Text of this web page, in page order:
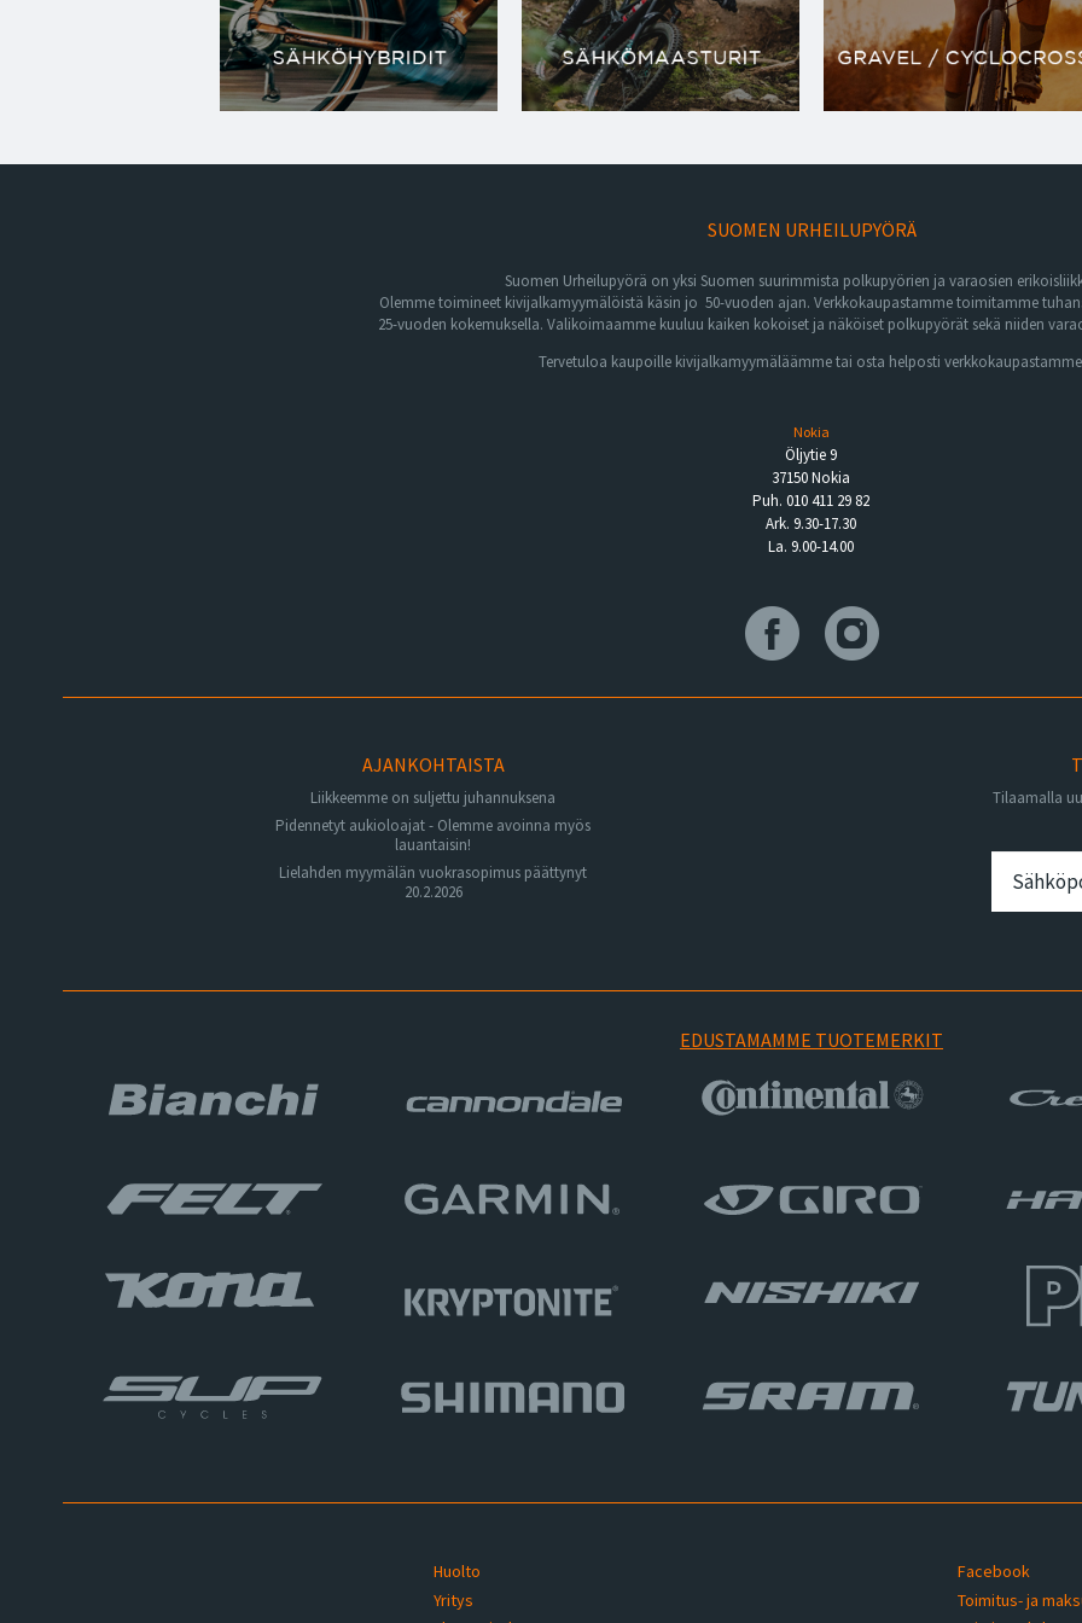
SUOMEN URHEILUPYÖRÄ
Suomen Urheilupyörä on yksi Suomen suurimmista polkupyörien ja varaosien
Olemme toimineet kivijalkamyymälöistä käsin jo 50-vuoden ajan. Verkkokaupastamme toimitamme
25-vuoden kokemuksella. Valikoimaamme kuuluu kaiken kokoiset ja näköiset polkupyörät sekä niiden
Tervetuloa kaupoille kivijalkamyymäläämme tai osta helposti
Nokia
Öljytie 9
37150 Nokia
Puh. 010 411 29 82
Ark. 9.30-17.30
La. 9.00-14.00
AJANKOHTAISTA
Liikkeemme on suljettu juhannuksena
Pidennetyt aukioloajat - Olemme avoinna myös
lauantaisin!
Lielahden myymälän vuokrasopimus päättynyt
20.2.2026
Tilaamalla
EDUSTAMAMME TUOTEMERKIT
Huolto
Yritys
Facebook
Toimitus- ja